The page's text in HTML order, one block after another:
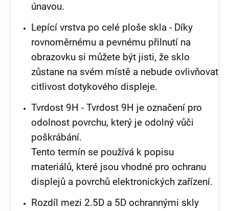
únavou.
Lepící vrstva po celé ploše skla - Díky
rovnoměrnému a pevnému přilnutí na
obrazovku si můžete být jisti, že sklo
zůstane na svém místě a nebude ovlivňovat
citlivost dotykového displeje.
Tvrdost 9H - Tvrdost 9H je označení pro
odolnost povrchu, který je odolný vůči
poškrábání.
Tento termín se používá k popisu
materiálů, které jsou vhodné pro ochranu
displejů a povrchů elektronických zařízení.
Rozdíl mezi 2.5D a 5D ochrannými skly